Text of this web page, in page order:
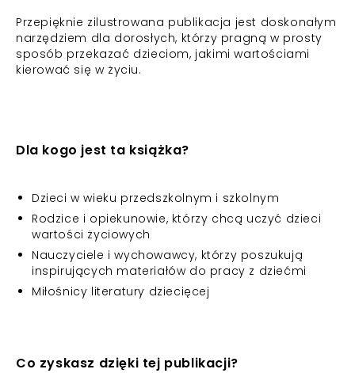
Przepięknie zilustrowana publikacja jest doskonałym
narzędziem dla dorosłych, którzy pragną w prosty
sposób przekazać dzieciom, jakimi wartościami
kierować się w życiu.
Dla kogo jest ta książka?
Dzieci w wieku przedszkolnym i szkolnym
Rodzice i opiekunowie, którzy chcą uczyć dzieci
wartości życiowych
Nauczyciele i wychowawcy, którzy poszukują
inspirujących materiałów do pracy z dziećmi
Miłośnicy literatury dziecięcej
Co zyskasz dzięki tej publikacji?